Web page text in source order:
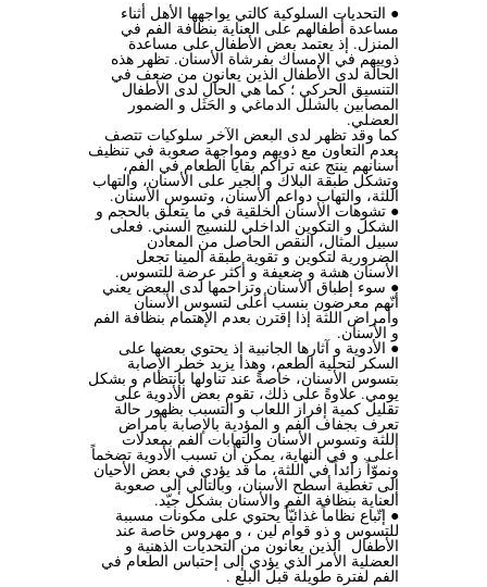
● التحديات السلوكية كالتي يواجهها الأهل أثناء
مساعدة أطفالهم على العناية بنظافة الفم في
المنزل. إذ يعتمد بعض الأطفال على مساعدة
ذوييهم في الإمساك بفرشاة الأسنان. تظهر هذه
الحالة لدى الأطفال الذين يعانون من ضعف في
التنسيق الحركي ؛ كما هي الحال لدى الأطفال
المصابين بالشلل الدماغي و الحَثَل و الضمور
العضلي.
كما وقد تظهر لدى البعض الآخر سلوكيات تتصف
بعدم التعاون مع ذويهم ومواجهة صعوبة في تنظيف
أسنانهم ينتج عنه تراكم بقايا الطعام في الفم،
وتشكل طبقة البلاك و الجير على الأسنان، والتهاب
اللثة، والتهاب دواعم الأسنان، وتسوس الأسنان.
● تشوهات الأسنان الخلقية في ما يتعلق بالحجم و
الشكل و التكوين الداخلي للنسيج السني. فعلى
سبيل المثال، النقص الحاصل من المعادن
الضرورية لتكوين و تقوية طبقة المينا تجعل
الأسنان هشة و ضعيفة و أكثر عرضة للتسوس.
● سوء إطباق الأسنان وتزاحمها لدى البعض يعني
أنّهم معرضون بنسب أعلى لتسوس الأسنان
وأمراض اللثة إذا إقترن بعدم الإهتمام بنظافة الفم
و الأسنان.
● الأدوية و آثارها الجانبية إذ يحتوي بعضها على
السكر لتحلية الطعم، وهذا يزيد خطر الإصابة
بتسوس الأسنان، خاصةً عند تناولها بإنتظام و بشكل
يومي. علاوةً على ذلك، تقوم بعض الأدوية على
تقليل كمية إفراز اللعاب و التسبب بظهور حالة
تعرف بجفاف الفم و المؤدية بالإصابة بأمراض
اللثة وتسوس الأسنان والتهابات الفم بمعدلات
أعلى. و في النهاية، يمكن أن تسبب الأدوية تضخماً
ونموّاً زائداً في اللثة، ما قد يؤدي في بعض الأحيان
إلى تغطية أسطح الأسنان، وبالتالي إلى صعوبة
العناية بنظافة الفم والأسنان بشكل جيّد.
● إتّباع نظاماً غذائيّاً يحتوي على مكونات مسببة
للتسوس و ذو قوام لين ، و مهروس خاصة عند
الأطفال الذين يعانون من التحديات الذهنية و
العضلية الأمر الذي يؤدي إلى إحتباس الطعام في
الفم لفترة طويلة قبل البلع .